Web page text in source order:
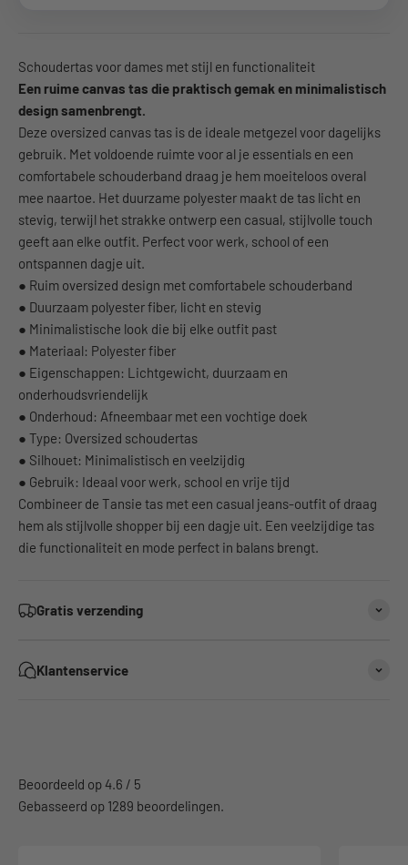
Schoudertas voor dames met stijl en functionaliteit
Een ruime canvas tas die praktisch gemak en minimalistisch
design samenbrengt.
Deze oversized canvas tas is de ideale metgezel voor dagelijks
gebruik. Met voldoende ruimte voor al je essentials en een
comfortabele schouderband draag je hem moeiteloos overal
mee naartoe. Het duurzame polyester maakt de tas licht en
stevig, terwijl het strakke ontwerp een casual, stijlvolle touch
geeft aan elke outfit. Perfect voor werk, school of een
ontspannen dagje uit.
● Ruim oversized design met comfortabele schouderband
● Duurzaam polyester fiber, licht en stevig
● Minimalistische look die bij elke outfit past
● Materiaal: Polyester fiber
● Eigenschappen: Lichtgewicht, duurzaam en
onderhoudsvriendelijk
● Onderhoud: Afneembaar met een vochtige doek
● Type: Oversized schoudertas
● Silhouet: Minimalistisch en veelzijdig
● Gebruik: Ideaal voor werk, school en vrije tijd
Combineer de Tansie tas met een casual jeans-outfit of draag
hem als stijlvolle shopper bij een dagje uit. Een veelzijdige tas
die functionaliteit en mode perfect in balans brengt.
Gratis verzending
Klantenservice
Gebasseerd op 1289 beoordelingen.